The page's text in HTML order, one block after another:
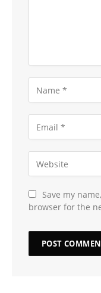
Save my
browser for the